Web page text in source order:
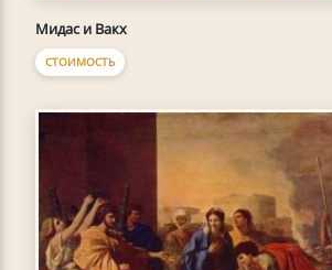
Мидас и Вакх
СТОИМОСТЬ